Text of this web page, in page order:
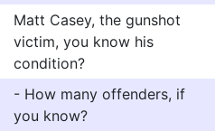
Matt Casey, the gunshot
victim, you know his
condition?
- How many offenders, if
you know?